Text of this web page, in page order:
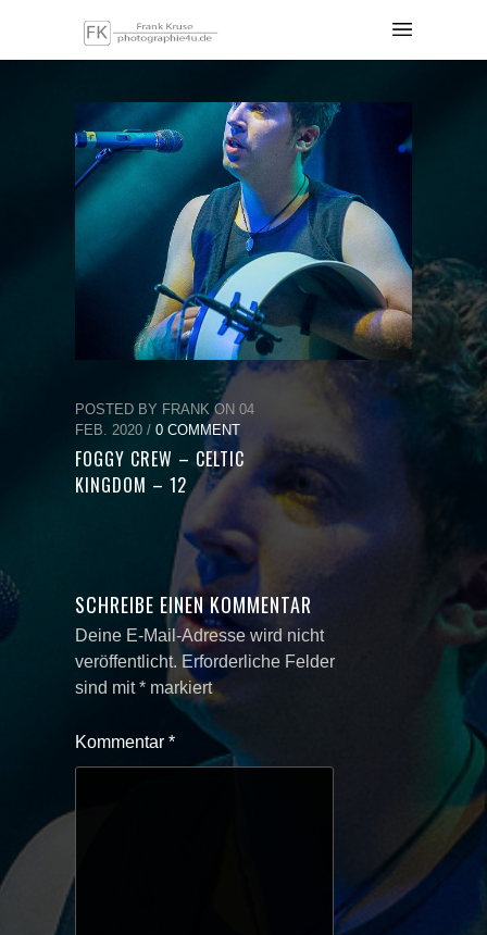
POSTED BY FRANK ON 04
FEB. 2020 / 0 COMMENT
FOGGY CREW – CELTIC
KINGDOM – 12
SCHREIBE EINEN KOMMENTAR
Deine E-Mail-Adresse wird nicht
veröffentlicht. Erforderliche Felder
sind mit* markiert
Kommentar *